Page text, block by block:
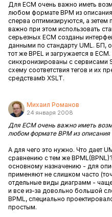
Для ECM очень важно иметь
любом формате BPM из
сперва оптимизируются, а зетем
важно при этом использовать
серьезных ECM созданы
данными по стандарту UML. БП,
тот же BPEL и загружается в
синхронизированы с сервисами
схему соответствия тегов и их
средствамb XSLT.
Михаил Романов
24 января 2008
Для ECM очень важно иметь
любом формате BPM из описания
А для чего это нужно. Что дает
сравнению с тем же
основному назначению - для
применяют не слишком часто
отдельные виды диаграмм -
и все из-за довольно большой
BPML, специально
простым.